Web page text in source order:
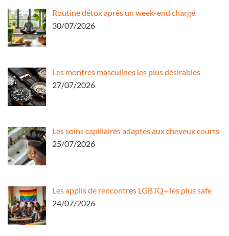
Routine détox après un week-end chargé
30/07/2026
Les montres masculines les plus désirables
27/07/2026
Les soins capillaires adaptés aux cheveux courts
25/07/2026
Les applis de rencontres LGBTQ+ les plus safe
24/07/2026